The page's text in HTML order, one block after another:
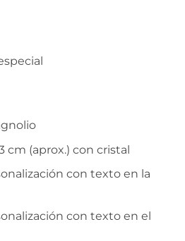
cm (aprox.) con cristal
con texto en la
con texto en el